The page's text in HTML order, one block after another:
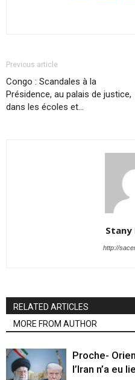
Previous article
Congo : Scandales à la
Présidence, au palais de justice,
dans les écoles et…
Stany
http://
RELATED ARTICLES
MORE FROM AUTHOR
Proche-
l’Iran n’a eu